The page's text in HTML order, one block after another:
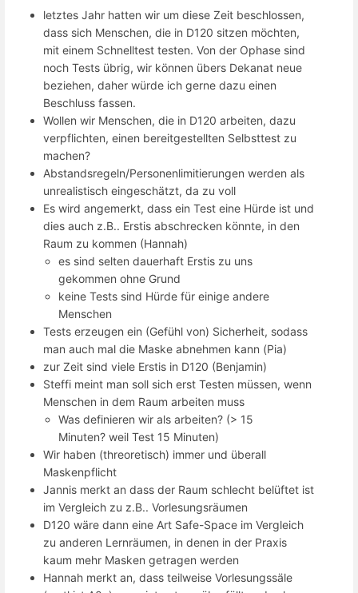
letztes Jahr hatten wir um diese Zeit beschlossen,
dass sich Menschen, die in D120 sitzen möchten,
mit einem Schnelltest testen. Von der Ophase sind
noch Tests übrig, wir können übers Dekanat neue
beziehen, daher würde ich gerne dazu einen
Beschluss fassen.
Wollen wir Menschen, die in D120 arbeiten, dazu
verpflichten, einen bereitgestellten Selbsttest zu
machen?
Abstandsregeln/Personenlimitierungen werden als
unrealistisch eingeschätzt, da zu voll
Es wird angemerkt, dass ein Test eine Hürde ist und
dies auch z.B.. Erstis abschrecken könnte, in den
Raum zu kommen (Hannah)
es sind selten dauerhaft Erstis zu uns
gekommen ohne Grund
keine Tests sind Hürde für einige andere
Menschen
Tests erzeugen ein (Gefühl von) Sicherheit, sodass
man auch mal die Maske abnehmen kann (Pia)
zur Zeit sind viele Erstis in D120 (Benjamin)
Steffi meint man soll sich erst Testen müssen, wenn
Menschen in dem Raum arbeiten muss
Was definieren wir als arbeiten? (> 15
Minuten? weil Test 15 Minuten)
Wir haben (threoretisch) immer und überall
Maskenpflicht
Jannis merkt an dass der Raum schlecht belüftet ist
im Vergleich zu z.B.. Vorlesungsräumen
D120 wäre dann eine Art Safe-Space im Vergleich
zu anderen Lernräumen, in denen in der Praxis
kaum mehr Masken getragen werden
Hannah merkt an, dass teilweise Vorlesungssäle